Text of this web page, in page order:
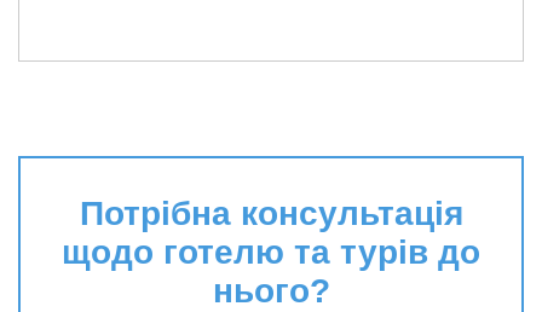
Потрібна консультація
щодо готелю та турів до
нього?